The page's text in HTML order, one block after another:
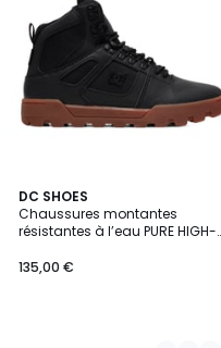
DC SHOES
Chaussures montantes
résistantes à l’eau PURE HIGH-
135,00 €
6
Couleurs